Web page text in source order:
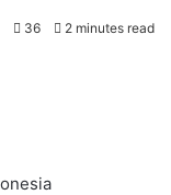
36 2 minutes read